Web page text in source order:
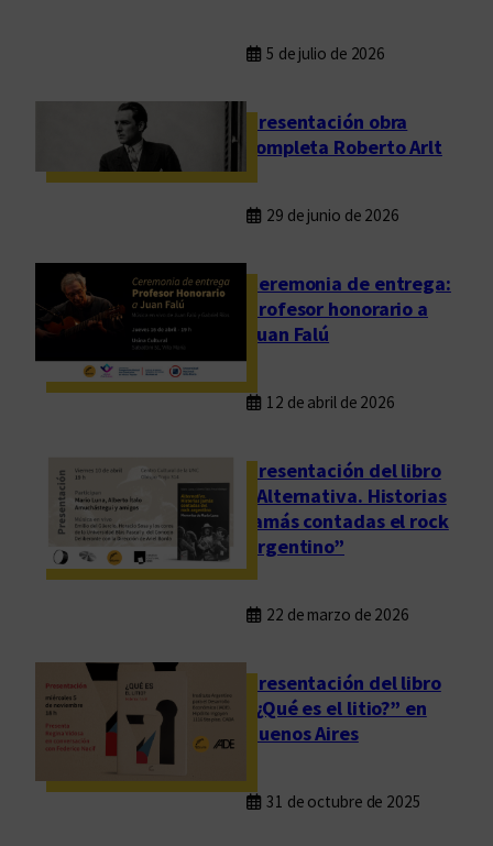
5 de julio de 2026
Presentación obra
completa Roberto Arlt
29 de junio de 2026
Ceremonia de entrega:
Profesor honorario a
Juan Falú
12 de abril de 2026
Presentación del libro
“Alternativa. Historias
jamás contadas el rock
argentino”
22 de marzo de 2026
Presentación del libro
“¿Qué es el litio?” en
Buenos Aires
31 de octubre de 2025